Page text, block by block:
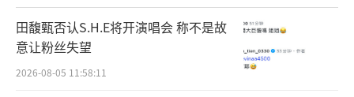
田馥甄否认S.H.E将开演唱会 称不是故
意让粉丝失望
2026-08-05 11:58:11